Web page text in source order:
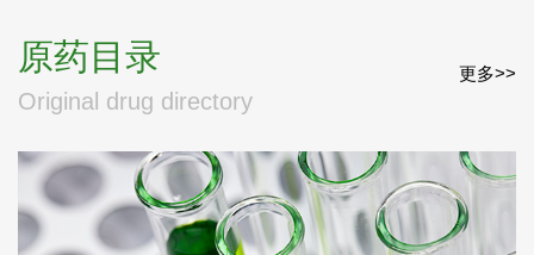
原药目录
Original drug directory
更多>>